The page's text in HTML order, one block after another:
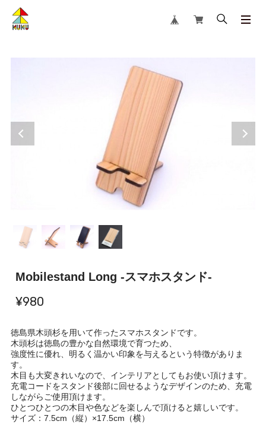
Mobilestand Long -スマホスタンド-
¥980
徳島県木頭杉を用いて作ったスマホスタンドです。
木頭杉は徳島の豊かな自然環境で育つため、
強度性に優れ、明るく温かい印象を与えるという特徴がありま
す。
木目も大変きれいなので、インテリアとしてもお使い頂けます。
充電コードをスタンド後部に回せるようなデザインのため、充電
しながらご使用頂けます。
ひとつひとつの木目や色などを楽しんで頂けると嬉しいです。
サイズ：7.5cm（縦）×17.5cm（横）